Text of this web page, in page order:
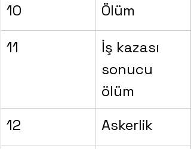
10
Ölüm
11
İş kazası
sonucu
ölüm
12
Askerlik